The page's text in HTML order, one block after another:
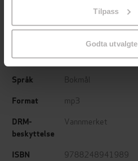
Tilpass
Godta utvalgte
Lengde 4:51
Dokumentar og fakta
Sport og fritid
Språk Bokmål
Format mp3
DRM-
beskyttelse
Vannmerket
ISBN 9788248941989